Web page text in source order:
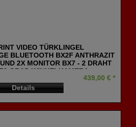
VIDEO TÜRKLINGEL
BLUETOOTH BX2F ANTHRAZIT
2X MONITOR BX7 - 2 DRAHT
GRAD WINKELKAMERA
439,00 € *
Details